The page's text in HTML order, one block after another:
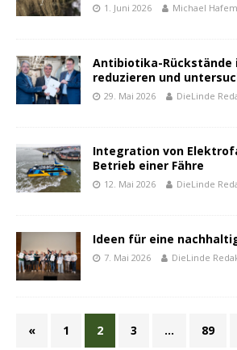
1. Juni 2026 Michael
Antibiotika-Rückstände
reduzieren und
29. Mai 2026 DieLinde
Integration von
Betrieb einer Fähre
12. Mai 2026 DieLinde
Ideen für eine
7. Mai 2026 DieLinde
« 1 2 3 … 89